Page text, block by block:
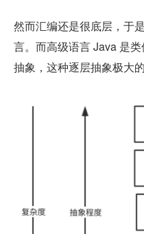
然而汇编还是很底层，于
言。而高级语言 Java 是
抽象，这种逐层抽象极大